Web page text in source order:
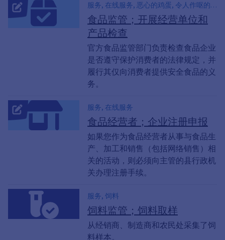
服务, 在线服务, 恶心的鸡蛋, 令人作呕的
肉, 变质鸡蛋, 变质的肉, 对健康无害, 交易,
经销商, 制造, 制造商, 食品监管, 食品监管,
制片人, 生产, 质量, 烟草制品
食品监管；开展经营单位和
产品检查
官方食品监管部门负责检查食品企业
是否遵守保护消费者的法律规定，并
履行其仅向消费者提供安全食品的义
务。
服务, 在线服务
食品经营者；企业注册申报
如果您作为食品经营者从事与食品生
产、加工和销售（包括网络销售）相
关的活动，则必须向主管的县行政机
关办理注册手续。
服务, 饲料
饲料监管；饲料取样
从经销商、制造商和农民处采集了饲
料样本。